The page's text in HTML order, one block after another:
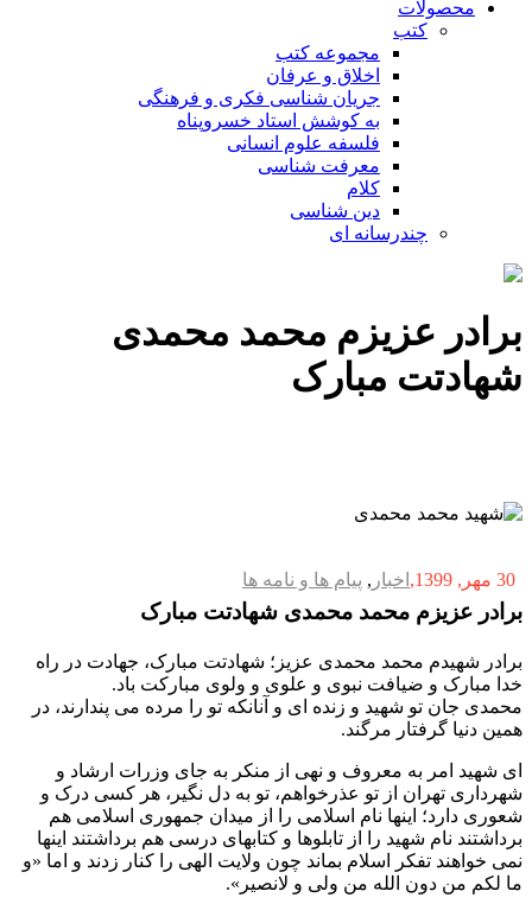
محصولات
کتب
مجموعه کتب
اخلاق و عرفان
جریان شناسی فکری و فرهنگی
به کوشش استاد خسروپناه
فلسفه علوم انسانی
معرفت شناسی
کلام
دین شناسی
چندرسانه ای
برادر عزیزم محمد محمدی
شهادتت مبارک
30 مهر, 1399 اخبار , پیام ها و نامه ها
برادر عزیزم محمد محمدی شهادتت مبارک
برادر شهیدم محمد محمدی عزیز؛ شهادتت مبارک، جهادت در راه
خدا مبارک و ضیافت نبوی و علوی و‌ ولوی مبارکت باد.
محمدی جان تو شهید و زنده ای و آنانکه تو را مرده می پندارند، در
همین دنیا گرفتار مرگند.
ای شهید امر به معروف و نهی از منکر به جای وزرات ارشاد و
شهرداری تهران از تو عذرخواهم، تو به دل نگیر، هر کسی درک و
شعوری دارد؛ اینها نام اسلامی را از میدان جمهوری اسلامی هم
برداشتند نام شهید را از تابلوها و کتابهای درسی هم برداشتند اینها
نمی خواهند تفکر اسلام بماند چون ولایت الهی را کنار زدند و اما «و
ما لکم من دون الله من ولی و لانصیر».